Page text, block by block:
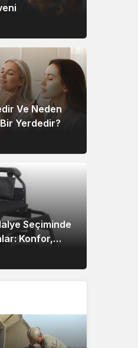
Ve Neden
Yerdedir?
Seçiminde
Konfor,
Tercihi